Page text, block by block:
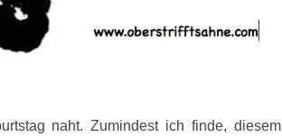
naht. Zumindest ich finde, diesem